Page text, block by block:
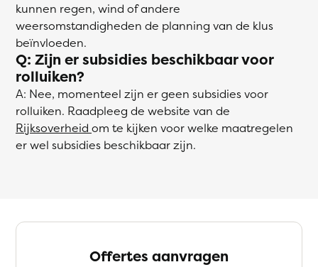
kunnen regen, wind of andere
weersomstandigheden de planning van de klus
beïnvloeden.
Q: Zijn er subsidies beschikbaar voor
rolluiken?
A: Nee, momenteel zijn er geen subsidies voor
rolluiken. Raadpleeg de website van de
Rijksoverheid om te kijken voor welke maatregelen
er wel subsidies beschikbaar zijn.
Offertes aanvragen